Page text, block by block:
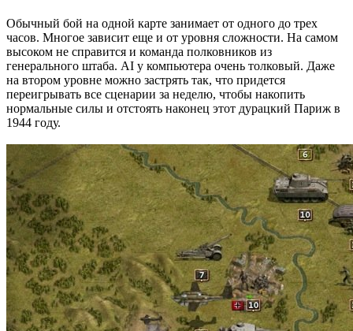
Обычный бой на одной карте занимает от одного до трех
часов. Многое зависит еще и от уровня сложности. На самом
высоком не справится и команда полковников из
генерального штаба. AI у компьютера очень толковый. Даже
на втором уровне можно застрять так, что придется
переигрывать все сценарии за неделю, чтобы накопить
нормальные силы и отстоять наконец этот дурацкий Париж в
1944 году.